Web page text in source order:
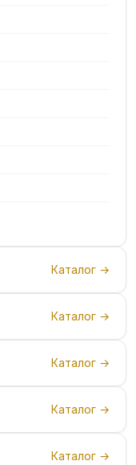
Каталог →
Каталог →
Каталог →
Каталог →
Каталог →